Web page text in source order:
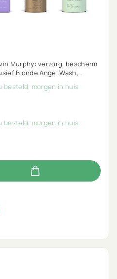
Murphy: verzorg, bescherm
Blonde.Angel.Wash,
besteld, morgen in huis
besteld, morgen in huis